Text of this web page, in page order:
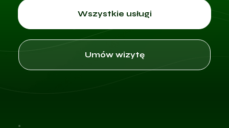
Wszystkie usługi
Umów wizytę